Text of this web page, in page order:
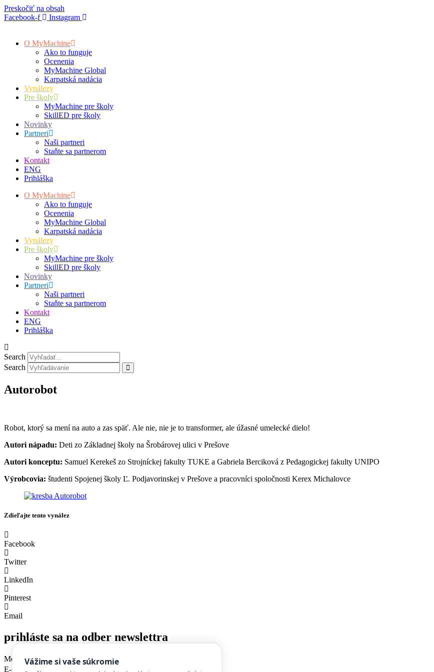
Preskočiť na obsah
Facebook-f
Instagram
O MyMachine
Ako to funguje
Ocenenia
MyMachine Global
Karpatská nadácia
Vynálezy
Pre školy
MyMachine pre školy
SkillED pre školy
Novinky
Partneri
Naši partneri
Staňte sa partnerom
Kontakt
ENG
Prihláška
O MyMachine
Ako to funguje
Ocenenia
MyMachine Global
Karpatská nadácia
Vynálezy
Pre školy
MyMachine pre školy
SkillED pre školy
Novinky
Partneri
Naši partneri
Staňte sa partnerom
Kontakt
ENG
Prihláška
Search
Search
Autorobot
Robot, ktorý sa mení na auto a zas späť. Ale nie, nie je to transformer, ale úžasné umelecké dielo!
Autori nápadu: Deti zo Základnej školy na Šrobárovej ulici v Prešove
Autori konceptu: Samuel Kerekeš zo Strojníckej fakulty TUKE a Gabriela Berciková z Pedagogickej fakulty UNIPO
Výrobcovia: študenti Spojenej školy Ľ. Podjavorinskej v Prešove a pracovníci spoločnosti Kerex Michalovce
Zdieľajte tento vynález
Facebook
Twitter
LinkedIn
Pinterest
Email
prihláste sa na odber newslettra
Meno
E-mail
Vážime si vaše súkromie